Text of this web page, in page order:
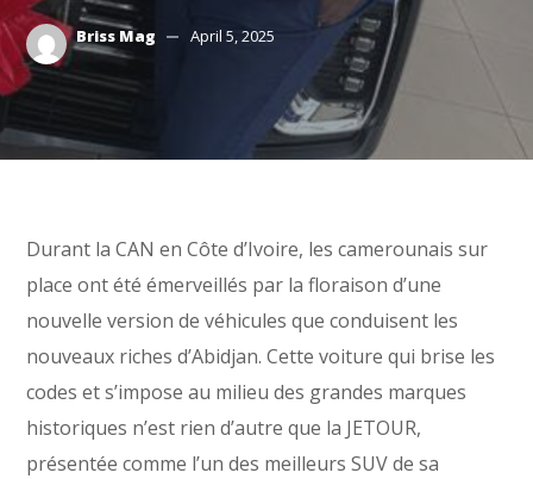
Briss Mag April 5, 2025
Durant la CAN en Côte d’Ivoire, les camerounais sur
place ont été émerveillés par la floraison d’une
nouvelle version de véhicules que conduisent les
nouveaux riches d’Abidjan. Cette voiture qui brise les
codes et s’impose au milieu des grandes marques
historiques n’est rien d’autre que la JETOUR,
présentée comme l’un des meilleurs SUV de sa